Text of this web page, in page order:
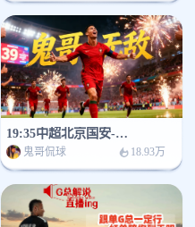
19:35中超北京国安-深圳新鹏城
鬼哥侃球 18.93万